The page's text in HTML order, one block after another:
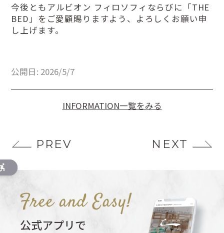
今後ともアルビオン フィロソフィならびに「THE
BED」をご愛顧賜りますよう、よろしくお願い申
し上げます。
公開日: 2026/5/7
INFORMATION一覧をみる
PREV NEXT
公式アプリで